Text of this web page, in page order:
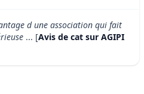
d une association qui fait
... [Avis de cat sur AGIPI